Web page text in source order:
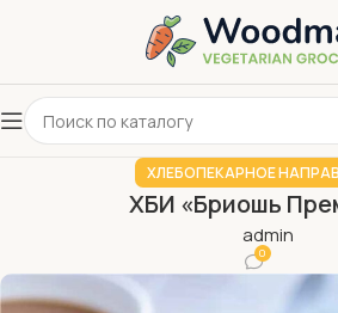
ХЛЕБОПЕКАРНОЕ
ХБИ «Бриошь
admin
0